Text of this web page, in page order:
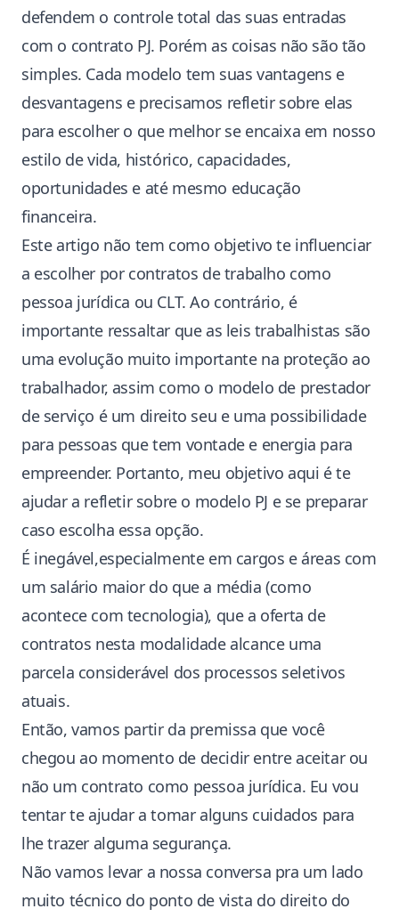
defendem o controle total das suas entradas
com o contrato PJ. Porém as coisas não são tão
simples. Cada modelo tem suas vantagens e
desvantagens e precisamos refletir sobre elas
para escolher o que melhor se encaixa em nosso
estilo de vida, histórico, capacidades,
oportunidades e até mesmo educação
financeira.
Este artigo não tem como objetivo te influenciar
a escolher por contratos de trabalho como
pessoa jurídica ou CLT. Ao contrário, é
importante ressaltar que as leis trabalhistas são
uma evolução muito importante na proteção ao
trabalhador, assim como o modelo de prestador
de serviço é um direito seu e uma possibilidade
para pessoas que tem vontade e energia para
empreender. Portanto, meu objetivo aqui é te
ajudar a refletir sobre o modelo PJ e se preparar
caso escolha essa opção.
É inegável,especialmente em cargos e áreas com
um salário maior do que a média (como
acontece com tecnologia), que a oferta de
contratos nesta modalidade alcance uma
parcela considerável dos processos seletivos
atuais.
Então, vamos partir da premissa que você
chegou ao momento de decidir entre aceitar ou
não um contrato como pessoa jurídica. Eu vou
tentar te ajudar a tomar alguns cuidados para
lhe trazer alguma segurança.
Não vamos levar a nossa conversa pra um lado
muito técnico do ponto de vista do direito do